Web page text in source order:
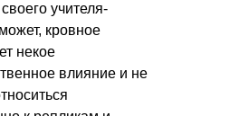
учителя-
кровное
некое
влияние и не